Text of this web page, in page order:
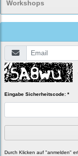
Workshops
Eingabe Sicherheitscode: *
Durch Klicken auf "anmelden"